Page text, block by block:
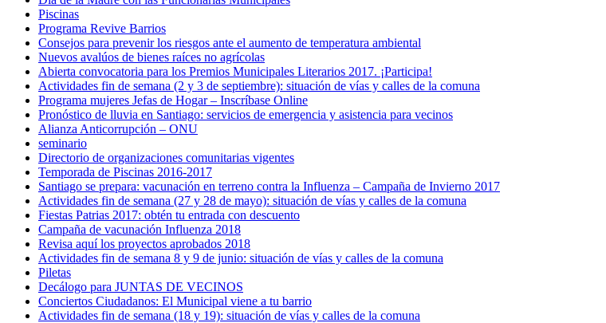
Piscinas
Programa Revive Barrios
Consejos para prevenir los riesgos ante el aumento de temperatura ambiental
Nuevos avalúos de bienes raíces no agrícolas
Abierta convocatoria para los Premios Municipales Literarios 2017. ¡Participa!
Actividades fin de semana (2 y 3 de septiembre): situación de vías y calles de la comuna
Programa mujeres Jefas de Hogar – Inscríbase Online
Pronóstico de lluvia en Santiago: servicios de emergencia y asistencia para vecinos
Alianza Anticorrupción – ONU
seminario
Directorio de organizaciones comunitarias vigentes
Temporada de Piscinas 2016-2017
Santiago se prepara: vacunación en terreno contra la Influenza – Campaña de Invierno 2017
Actividades fin de semana (27 y 28 de mayo): situación de vías y calles de la comuna
Fiestas Patrias 2017: obtén tu entrada con descuento
Campaña de vacunación Influenza 2018
Revisa aquí los proyectos aprobados 2018
Actividades fin de semana 8 y 9 de junio: situación de vías y calles de la comuna
Piletas
Decálogo para JUNTAS DE VECINOS
Conciertos Ciudadanos: El Municipal viene a tu barrio
Actividades fin de semana (18 y 19): situación de vías y calles de la comuna